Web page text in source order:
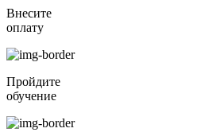
Внесите
оплату
Пройдите
обучение